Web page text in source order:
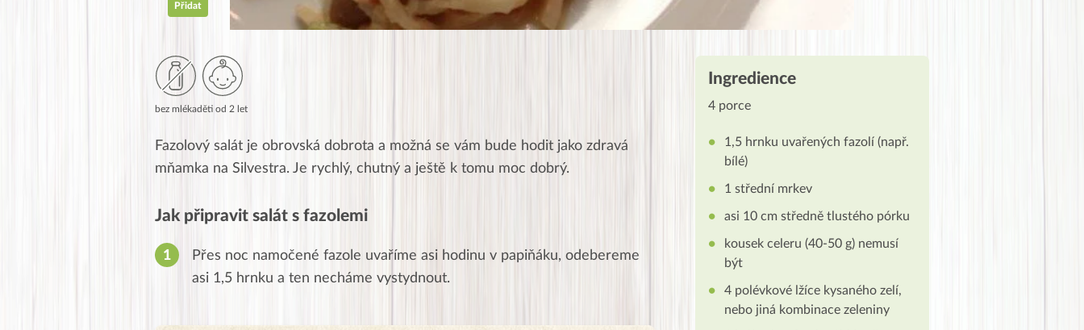
Přidat
bez mlékaděti od 2 let
Fazolový salát je obrovská dobrota a možná se vám bude hodit jako zdravá
mňamka na Silvestra. Je rychlý, chutný a ještě k tomu moc dobrý.
Jak připravit salát s fazolemi
Přes noc namočené fazole uvaříme asi hodinu v papiňáku, odebereme
asi 1,5 hrnku a ten necháme vystydnout.
Ingredience
4 porce
1,5 hrnku uvařených fazolí (např.
bílé)
1 střední mrkev
asi 10 cm středně tlustého pórku
kousek celeru (40-50 g) nemusí
být
4 polévkové lžíce kysaného zelí,
nebo jiná kombinace zeleniny